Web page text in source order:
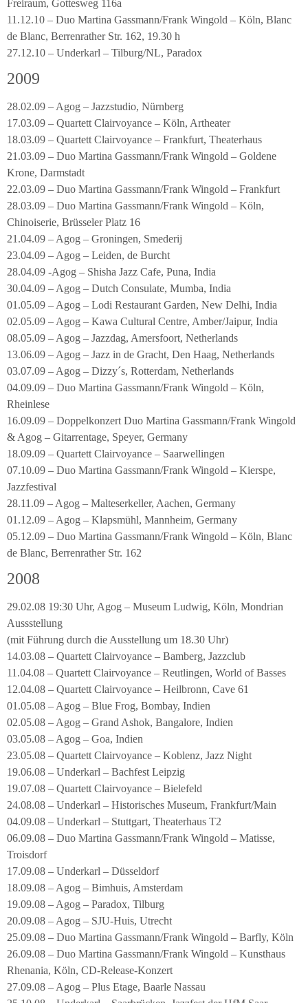
Freiraum, Gottesweg 116a
11.12.10 – Duo Martina Gassmann/Frank Wingold – Köln, Blanc
de Blanc, Berrenrather Str. 162, 19.30 h
27.12.10 – Underkarl – Tilburg/NL, Paradox
2009
28.02.09 – Agog – Jazzstudio, Nürnberg
17.03.09 – Quartett Clairvoyance – Köln, Artheater
18.03.09 – Quartett Clairvoyance – Frankfurt, Theaterhaus
21.03.09 – Duo Martina Gassmann/Frank Wingold – Goldene
Krone, Darmstadt
22.03.09 – Duo Martina Gassmann/Frank Wingold – Frankfurt
28.03.09 – Duo Martina Gassmann/Frank Wingold – Köln,
Chinoiserie, Brüsseler Platz 16
21.04.09 – Agog – Groningen, Smederij
23.04.09 – Agog – Leiden, de Burcht
28.04.09 -Agog – Shisha Jazz Cafe, Puna, India
30.04.09 – Agog – Dutch Consulate, Mumba, India
01.05.09 – Agog – Lodi Restaurant Garden, New Delhi, India
02.05.09 – Agog – Kawa Cultural Centre, Amber/Jaipur, India
08.05.09 – Agog – Jazzdag, Amersfoort, Netherlands
13.06.09 – Agog – Jazz in de Gracht, Den Haag, Netherlands
03.07.09 – Agog – Dizzy´s, Rotterdam, Netherlands
04.09.09 – Duo Martina Gassmann/Frank Wingold – Köln,
Rheinlese
16.09.09 – Doppelkonzert Duo Martina Gassmann/Frank Wingold
& Agog – Gitarrentage, Speyer, Germany
18.09.09 – Quartett Clairvoyance – Saarwellingen
07.10.09 – Duo Martina Gassmann/Frank Wingold – Kierspe,
Jazzfestival
28.11.09 – Agog – Malteserkeller, Aachen, Germany
01.12.09 – Agog – Klapsmühl, Mannheim, Germany
05.12.09 – Duo Martina Gassmann/Frank Wingold – Köln, Blanc
de Blanc, Berrenrather Str. 162
2008
29.02.08 19:30 Uhr, Agog – Museum Ludwig, Köln, Mondrian
Aussstellung
(mit Führung durch die Ausstellung um 18.30 Uhr)
14.03.08 – Quartett Clairvoyance – Bamberg, Jazzclub
11.04.08 – Quartett Clairvoyance – Reutlingen, World of Basses
12.04.08 – Quartett Clairvoyance – Heilbronn, Cave 61
01.05.08 – Agog – Blue Frog, Bombay, Indien
02.05.08 – Agog – Grand Ashok, Bangalore, Indien
03.05.08 – Agog – Goa, Indien
23.05.08 – Quartett Clairvoyance – Koblenz, Jazz Night
19.06.08 – Underkarl – Bachfest Leipzig
19.07.08 – Quartett Clairvoyance – Bielefeld
24.08.08 – Underkarl – Historisches Museum, Frankfurt/Main
04.09.08 – Underkarl – Stuttgart, Theaterhaus T2
06.09.08 – Duo Martina Gassmann/Frank Wingold – Matisse,
Troisdorf
17.09.08 – Underkarl – Düsseldorf
18.09.08 – Agog – Bimhuis, Amsterdam
19.09.08 – Agog – Paradox, Tilburg
20.09.08 – Agog – SJU-Huis, Utrecht
25.09.08 – Duo Martina Gassmann/Frank Wingold – Barfly, Köln
26.09.08 – Duo Martina Gassmann/Frank Wingold – Kunsthaus
Rhenania, Köln, CD-Release-Konzert
27.09.08 – Agog – Plus Etage, Baarle Nassau